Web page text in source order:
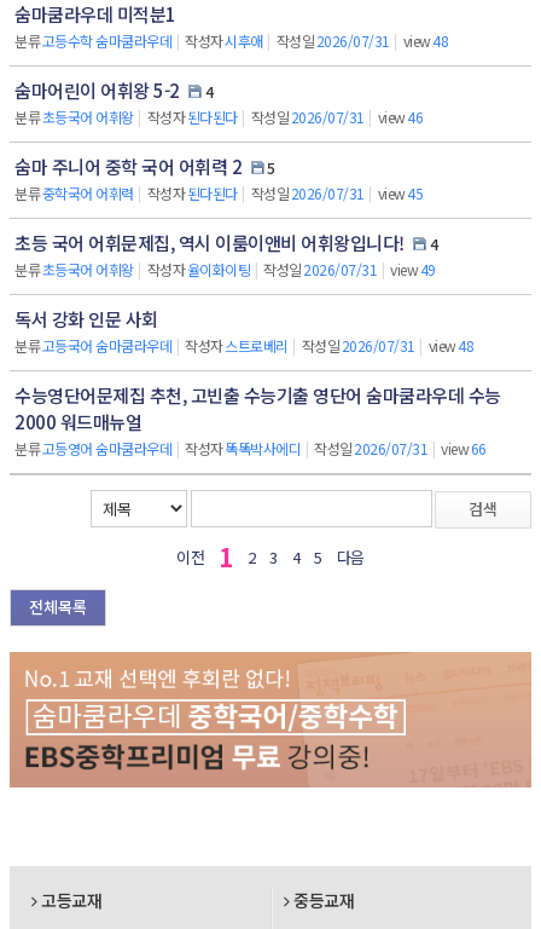
숨마쿰라우데 미적분1
분류고등수학 숨마쿰라우데 | 작성자시후애 | 작성일2026/07/31 | view48
숨마어린이 어휘왕 5-2
4
분류초등국어 어휘왕 | 작성자된다된다 | 작성일2026/07/31 | view46
숨마 주니어 중학 국어 어휘력 2
5
분류중학국어 어휘력 | 작성자된다된다 | 작성일2026/07/31 | view45
초등 국어 어휘문제집, 역시 이룸이앤비 어휘왕입니다!
4
분류초등국어 어휘왕 | 작성자율이화이팅 | 작성일2026/07/31 | view49
독서 강화 인문 사회
분류고등국어 숨마쿰라우데 | 작성자스트로베리 | 작성일2026/07/31 | view48
수능영단어문제집 추천, 고빈출 수능기출 영단어 숨마쿰라우데 수능
2000 워드매뉴얼
분류고등영어 숨마쿰라우데 | 작성자똑똑박사에디 | 작성일2026/07/31 | view66
검색
이전 1 2 3 4 5 다음
전체목록
고등교재 중등교재